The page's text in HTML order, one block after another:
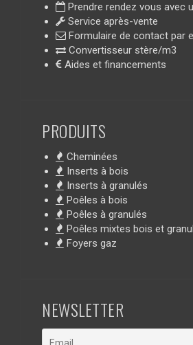
Prendre rendez vous avec
Service après-vente
Formulaire de contact par
Convertisseur stère/m3
Aides et financements
PRODUITS
Cheminées
Inserts à bois
Inserts à granulés
Poêles à bois
Poêles à granulés
Poêles mixtes bois et
Foyers gaz
NEWSLETTER